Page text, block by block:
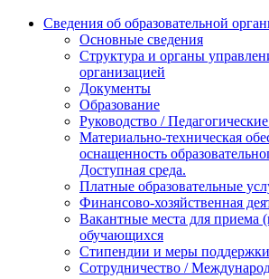
Сведения об образовательной
Основные сведения
Структура и органы
организацией
Документы
Образование
Руководство /
Материально-техническая
оснащенность
Доступная среда.
Платные образовательные
Финансово-хозяйственная
Вакантные места для приема
обучающихся
Стипендии и меры
Сотрудничество /